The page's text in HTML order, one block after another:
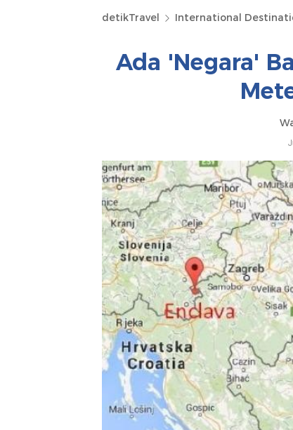
detikTravel International
Ada 'Negara'